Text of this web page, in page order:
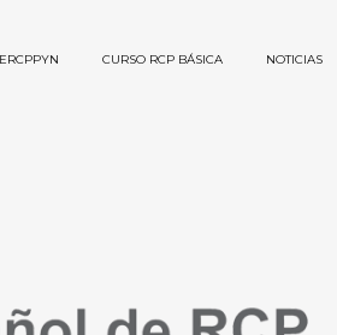
CURSO RCP BÁSICA NOTICIAS